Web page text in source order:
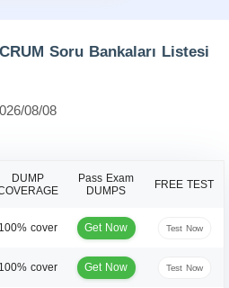
Soru Bankaları Listesi
08/08
DUMP
Pass Exam
DUMPS
FREE TEST
100% cover Get Now Test Now
100% cover Get Now Test Now